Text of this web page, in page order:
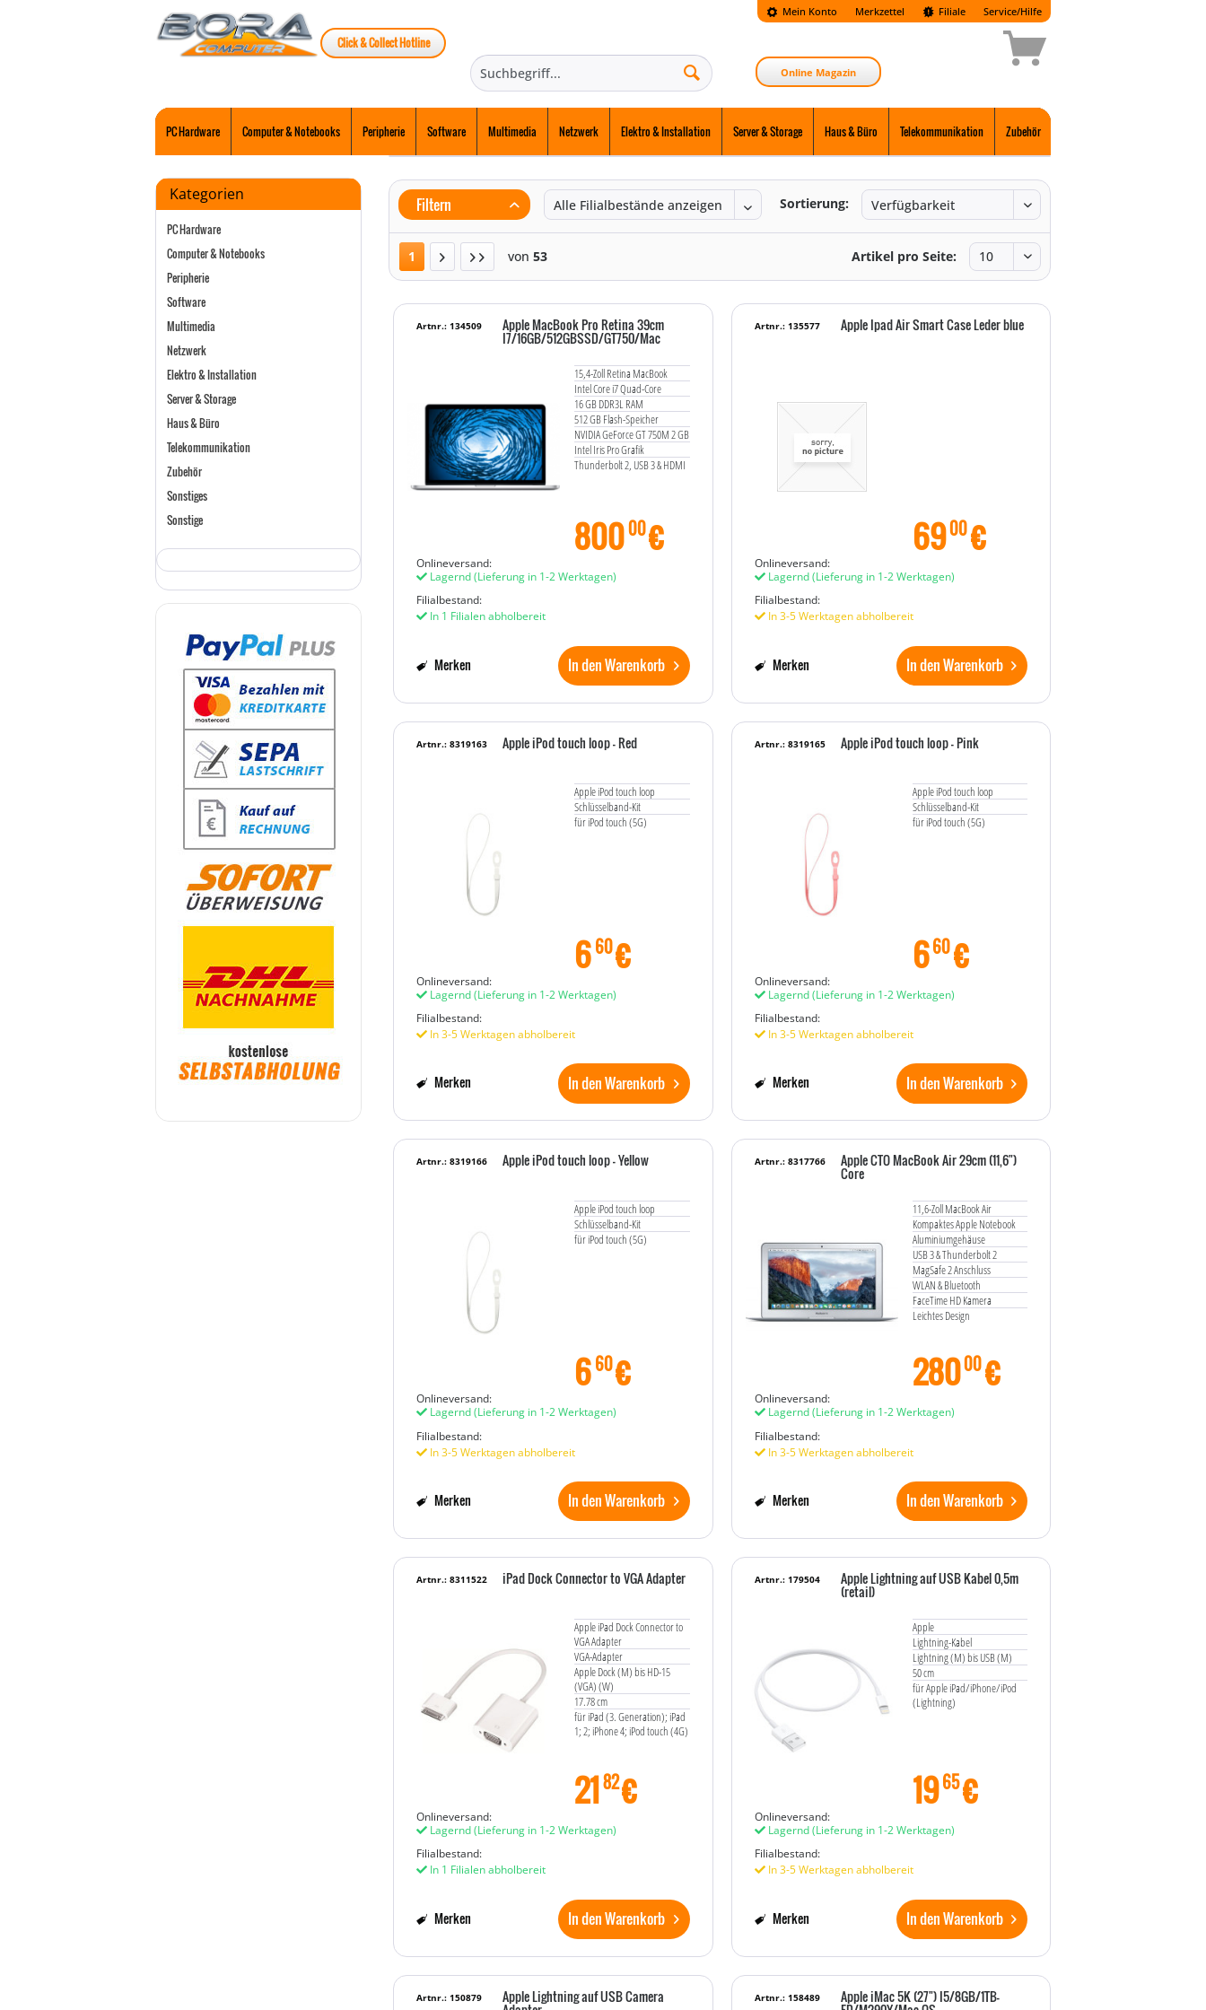
Mein Konto Merkzettel
Click & Collect Hotline
Filiale Service/Hilfe
Online Magazin
PC Hardware Computer & Notebooks Peripherie Software Multimedia Netzwerk Elektro & Installation Server & Storage Haus & Büro Telekommunikation Zubehör
Kategorien
PC Hardware
Computer & Notebooks
Peripherie
Software
Multimedia
Netzwerk
Elektro & Installation
Server & Storage
Haus & Büro
Telekommunikation
Zubehör
Sonstiges
Sonstige
Filtern Sortierung:
1 von 53 Artikel pro Seite:
Apple MacBook Pro Retina 39cm
I7/16GB/512GBSSD/GT750/Mac
15,4-Zoll Retina MacBook
Intel Core i7 Quad-Core
16 GB DDR3L RAM
512 GB Flash-Speicher
NVIDIA GeForce GT 750M 2 GB
Intel Iris Pro Grafik
Thunderbolt 2, USB 3 & HDMI
Artnr.: 134509
80000€
Onlineversand:
Lagernd(Lieferung in 1-2 Werktagen)
Filialbestand:
In 1 Filialen abholbereit
In den Warenkorb
Merken
Apple Ipad Air Smart Case Leder blue
Artnr.: 135577
6900€
Onlineversand:
Lagernd(Lieferung in 1-2 Werktagen)
Filialbestand:
In 3-5 Werktagen abholbereit
In den Warenkorb
Merken
Apple iPod touch loop - Red
Apple iPod touch loop
Schlüsselband-Kit
für iPod touch (5G)
Artnr.: 8319163
660€
Onlineversand:
Lagernd(Lieferung in 1-2 Werktagen)
Filialbestand:
In 3-5 Werktagen abholbereit
In den Warenkorb
Merken
Apple iPod touch loop - Pink
Apple iPod touch loop
Schlüsselband-Kit
für iPod touch (5G)
Artnr.: 8319165
660€
Onlineversand:
Lagernd(Lieferung in 1-2 Werktagen)
Filialbestand:
In 3-5 Werktagen abholbereit
In den Warenkorb
Merken
Apple iPod touch loop - Yellow
Apple iPod touch loop
Schlüsselband-Kit
für iPod touch (5G)
Artnr.: 8319166
660€
Onlineversand:
Lagernd(Lieferung in 1-2 Werktagen)
Filialbestand:
In 3-5 Werktagen abholbereit
In den Warenkorb
Merken
Apple CTO MacBook Air 29cm (11,6")
Core
11,6-Zoll MacBook Air
Kompaktes Apple Notebook
Aluminiumgehäuse
USB 3 & Thunderbolt 2
MagSafe 2 Anschluss
WLAN & Bluetooth
FaceTime HD Kamera
Leichtes Design
Artnr.: 8317766
28000€
Onlineversand:
Lagernd(Lieferung in 1-2 Werktagen)
Filialbestand:
In 3-5 Werktagen abholbereit
In den Warenkorb
Merken
iPad Dock Connector to VGA Adapter
Apple iPad Dock Connector to
VGA Adapter
VGA-Adapter
Apple Dock (M) bis HD-15
(VGA) (W)
17.78 cm
für iPad (3. Generation); iPad
1; 2; iPhone 4; iPod touch (4G)
Artnr.: 8311522
2182€
Onlineversand:
Lagernd(Lieferung in 1-2 Werktagen)
Filialbestand:
In 1 Filialen abholbereit
In den Warenkorb
Merken
Apple Lightning auf USB Kabel 0,5m
(retail)
Apple
Lightning-Kabel
Lightning (M) bis USB (M)
50 cm
für Apple iPad/iPhone/iPod
(Lightning)
Artnr.: 179504
1965€
Onlineversand:
Lagernd(Lieferung in 1-2 Werktagen)
Filialbestand:
In 3-5 Werktagen abholbereit
In den Warenkorb
Merken
Apple Lightning auf USB Camera
Artnr.: 150879 Apple iMac 5K (27") I5/8GB/1TB-
Artnr.: 158489